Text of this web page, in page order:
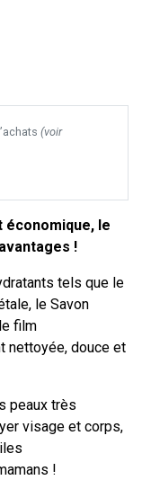
(voir
le
!
tels que le
le Savon
film
nettoyée, douce et
peaux très
visage et corps,
!